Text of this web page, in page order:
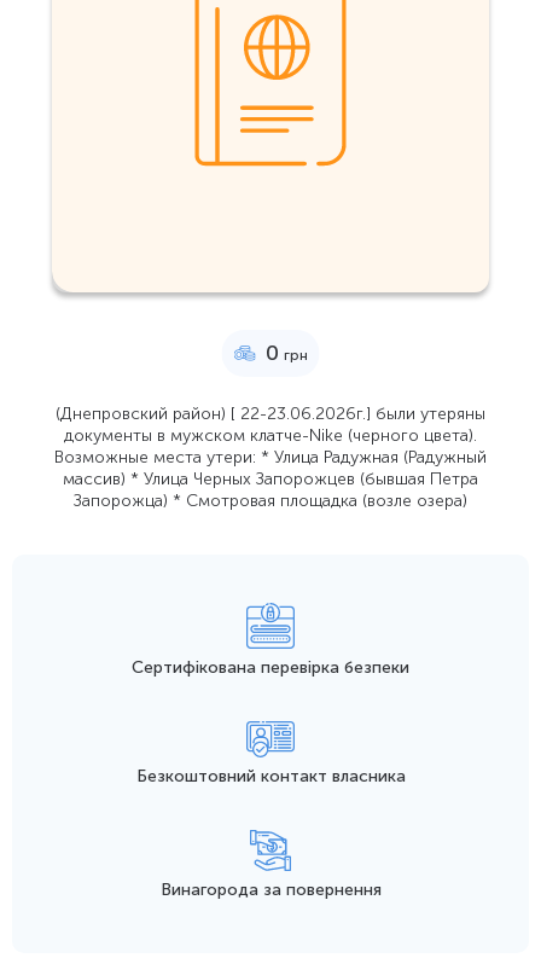
0 грн
(Днепровский район) [ 22-23.06.2026г.] были утеряны
документы в мужском клатче-Nike (черного цвета).
Возможные места утери: * Улица Радужная (Радужный
массив) * Улица Черных Запорожцев (бывшая Петра
Запорожца) * Смотровая площадка (возле озера)
Сертифікована перевірка безпеки
Безкоштовний контакт власника
Винагорода за повернення